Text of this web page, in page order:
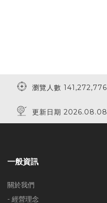
瀏覽人數 141,272,776
更新日期 2026.08.08
一般資訊
關於我們
- 經營理念